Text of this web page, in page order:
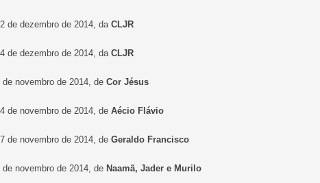
de dezembro de 2014, daCLJR
de dezembro de 2014, daCLJR
de novembro de 2014, de Cor Jésus
de novembro de 2014, de Aécio Flávio
de novembro de 2014, de Geraldo Francisco
de novembro de 2014, de Naamã, Jader e Murilo